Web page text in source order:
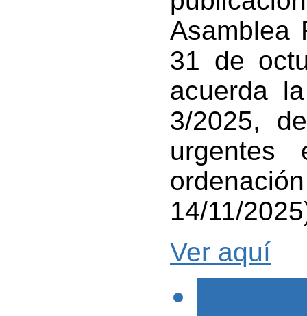
Asamblea
31 de
acuerda
3/2025,
14/11/
Ver aquí